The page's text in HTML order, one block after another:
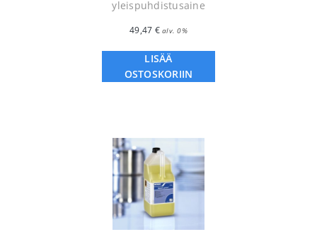
yleispuhdistusaine
49,47 € alv. 0%
LISÄÄ
OSTOSKORIIN